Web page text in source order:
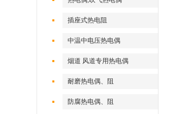
插座式热电阻
中温中电压热电偶
烟道 风道专用热电偶
耐磨热电偶、阻
防腐热电偶、阻